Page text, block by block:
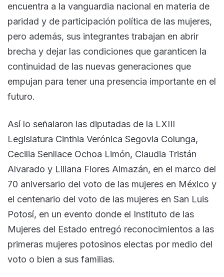
encuentra a la vanguardia nacional en materia de
paridad y de participación política de las mujeres,
pero además, sus integrantes trabajan en abrir
brecha y dejar las condiciones que garanticen la
continuidad de las nuevas generaciones que
empujan para tener una presencia importante en el
futuro.
Así lo señalaron las diputadas de la LXIII
Legislatura Cinthia Verónica Segovia Colunga,
Cecilia Senllace Ochoa Limón, Claudia Tristán
Alvarado y Liliana Flores Almazán, en el marco del
70 aniversario del voto de las mujeres en México y
el centenario del voto de las mujeres en San Luis
Potosí, en un evento donde el Instituto de las
Mujeres del Estado entregó reconocimientos a las
primeras mujeres potosinos electas por medio del
voto o bien a sus familias.